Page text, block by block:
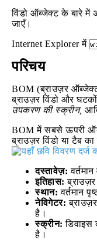
विंडो ऑब्जेक्ट के बारे में
जाएँ।
Internet Explorer में
परिचय
BOM (ब्राउज़र
ब्राउज़र विंडो और
उपकरण की स्क्रीन,
BOM में सबसे ऊपरी
ब्राउज़र विंडो या टैब का
दस्तावेज़:
इतिहास: ब्राउज़र
स्थान: वर्तमान
नेविगेटर:
है।
स्क्रीन: डिवाइस
है।